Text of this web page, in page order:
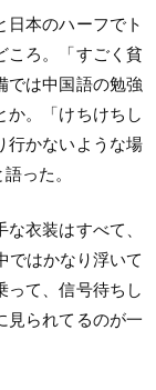
日本のハーフでト
ころ。「すごく貧
では中国語の勉強
か。「けちけちし
行かないような場
った。
衣装はすべて、
ではかなり浮いて
て、信号待ちし
見られてるのが一